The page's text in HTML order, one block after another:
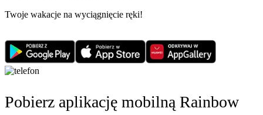
Twoje wakacje na wyciągnięcie ręki!
Pobierz aplikację mobilną Rainbow